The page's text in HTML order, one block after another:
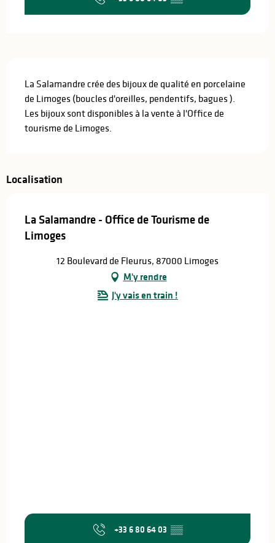
La Salamandre crée des bijoux de qualité en porcelaine
de Limoges (boucles d'oreilles, pendentifs, bagues ).
Les bijoux sont disponibles à la vente à l'Office de
tourisme de Limoges.
Localisation
La Salamandre - Office de Tourisme de
Limoges
12 Boulevard de Fleurus, 87000 Limoges
M'y rendre
J'y vais en train !
+33 6 80 64 03 ▒▒